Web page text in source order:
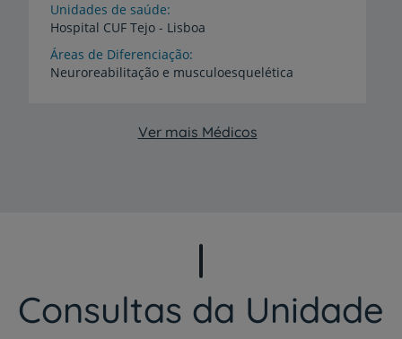
Unidades de saúde
Hospital CUF Tejo - Lisboa
Áreas de Diferenciação
Neuroreabilitação e musculoesquelética
Ver mais Médicos
Consultas da Unidade